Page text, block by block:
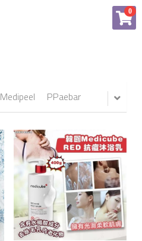
0
Medipeel PPaebar
×